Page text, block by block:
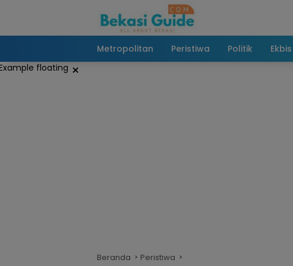
Metropolitan Peristiwa Politik Ekbis
×
Beranda Peristiwa